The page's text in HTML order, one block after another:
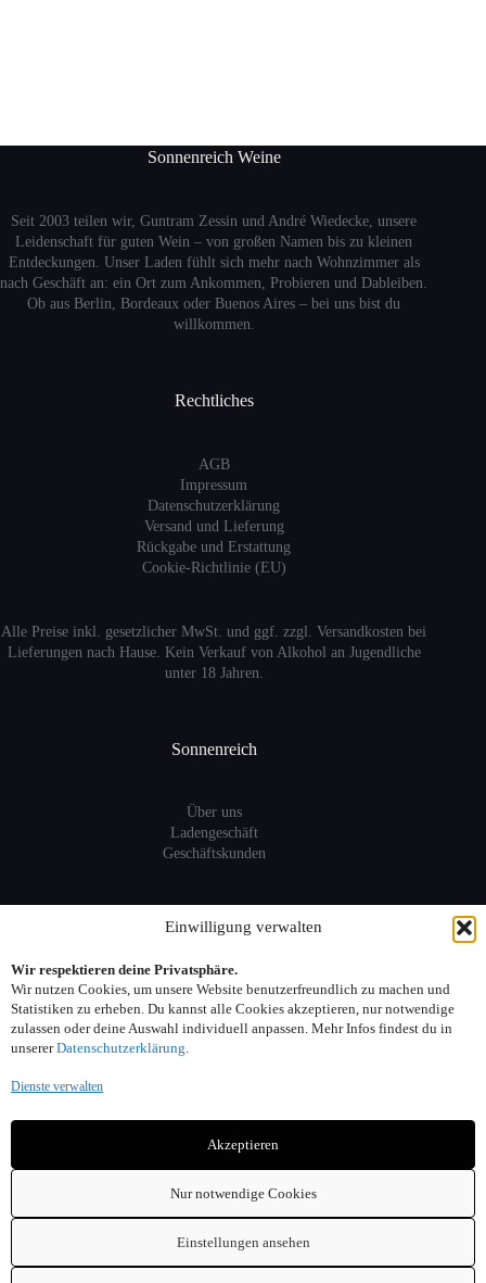
Einwilligung verwalten
Wir respektieren deine Privatsphäre.
Wir nutzen Cookies, um unsere Website benutzerfreundlich zu machen und
Statistiken zu erheben. Du kannst alle Cookies akzeptieren, nur notwendige
zulassen oder deine Auswahl individuell anpassen. Mehr Infos findest du in
unsererDatenschutzerklärung.
Dienste verwalten
Akzeptieren
Nur notwendige Cookies
Einstellungen ansehen
Sonnenreich Weine
Seit 2003 teilen wir, Guntram Zessin und André Wiedecke, unsere
Leidenschaft für guten Wein – von großen Namen bis zu kleinen
Entdeckungen. Unser Laden fühlt sich mehr nach Wohnzimmer als
nach Geschäft an: ein Ort zum Ankommen, Probieren und Dableiben.
Ob aus Berlin, Bordeaux oder Buenos Aires – bei uns bist du
willkommen.
Rechtliches
AGB
Impressum
Datenschutzerklärung
Versand und Lieferung
Rückgabe und Erstattung
Cookie-Richtlinie (EU)
Alle Preise inkl. gesetzlicher MwSt. und ggf. zzgl. Versandkosten bei
Lieferungen nach Hause. Kein Verkauf von Alkohol an Jugendliche
unter 18 Jahren.
Sonnenreich
Über uns
Ladengeschäft
Geschäftskunden
Information
Sitemap
FAQ
Adresse: Seelower Strasse 6, 10439 Berlin
Email: info(at)sonnenreich-weine.de